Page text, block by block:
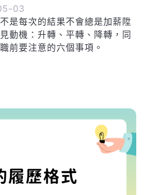
03
是每次的結果不會總是加薪陞
動機：升轉、平轉、降轉，同
前要注意的六個事項。